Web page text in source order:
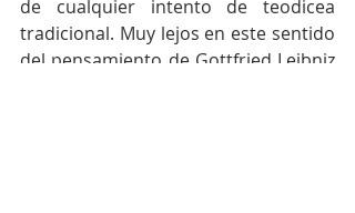
de cualquier intento de teodicea
tradicional. Muy lejos en este sentido
del pensamiento de Gottfried Leibniz